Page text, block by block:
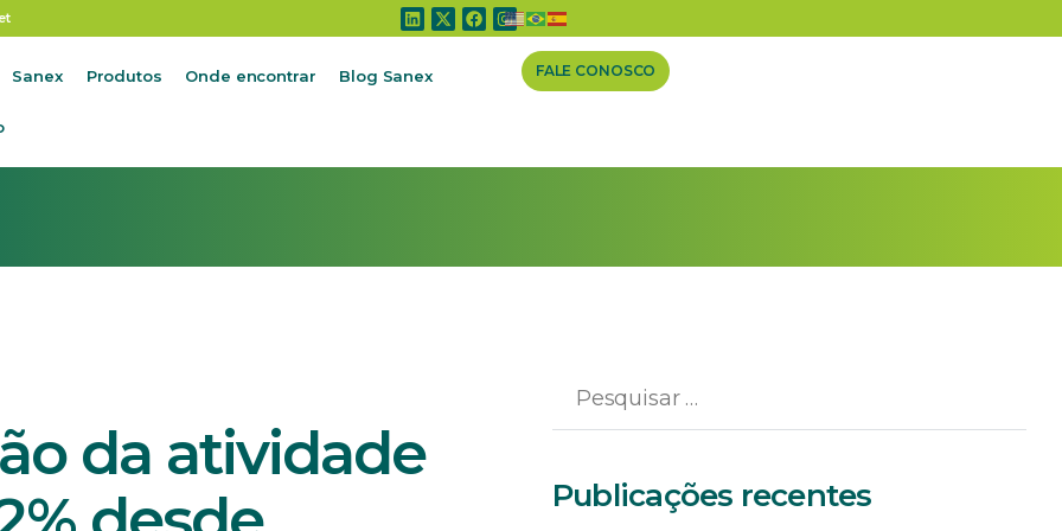
Sanex Produtos Onde encontrar Blog Sanex FALE CONOSCO
produção da atividade leiteira subiram 7,2% desde fevereiro
da atividade
Publicações recentes